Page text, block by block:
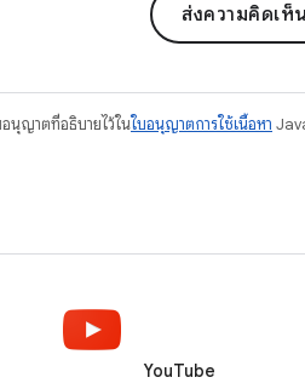
ส่งความคิดเห็น
นุญาตที่อธิบายไว้ในใบอนุญาตการใช้เนื้อหา
YouTube